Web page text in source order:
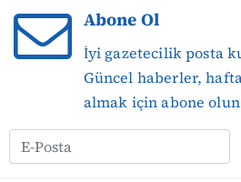
Abone Ol
İyi gazetecilik posta
Güncel haberler,
almak için abone